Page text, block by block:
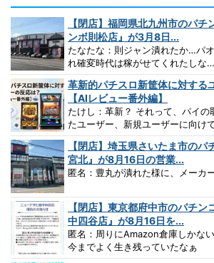
【閉店】福岡県北九州市のパチ
ンボ則松店』が3月8日...
たなたな：則ジャン潰れたか…パ
れ確変時代は稼がせてくれたしな…
革新的パチスロ新筐体に対する
【AIレビュー番外編】
たけし：革新？ それって、パイ
たユーザー、新規ユーザーに向け
【閉店】埼玉県さいたま市の
宮北』が8月16日の営業...
匿名：豊丸が潰れた様に、メーカ
【閉店】東京都府中市のパチ
中四谷店』が8月16日を...
匿名：周りにAmazon倉庫しかな
今までよく生き残っていたなぁ